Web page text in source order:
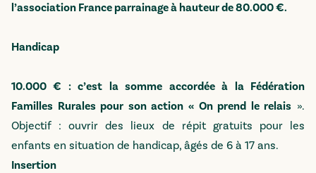
l’association France parrainage à hauteur de 80.000 €.
Handicap
10.000 € : c’est la somme accordée à la Fédération
Familles Rurales pour son action « On prend le relais ».
Objectif : ouvrir des lieux de répit gratuits pour les
enfants en situation de handicap, âgés de 6 à 17 ans.
Insertion